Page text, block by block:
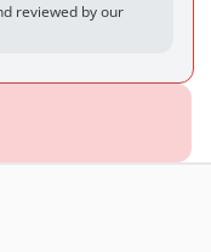
reviewed by our